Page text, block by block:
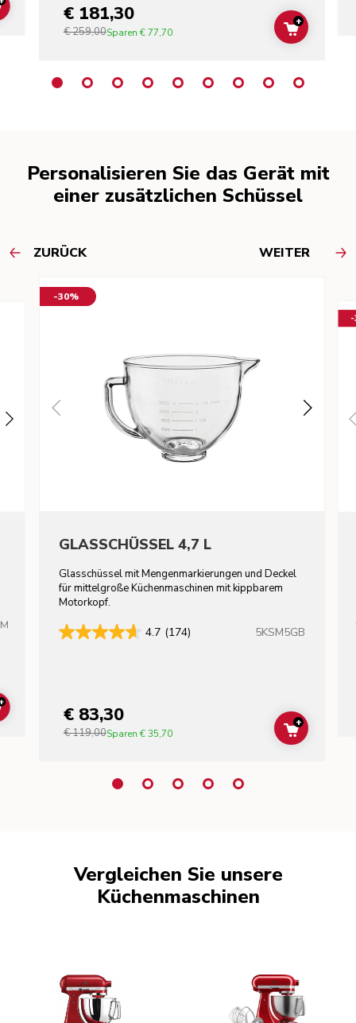
ADD TO CART€ 181,30
€ 259,00Sparen € 77,70 ADD TO
+
Personalisieren Sie das Gerät mit
einer zusätzlichen Schüssel
ZURÜCK WEITER
ADD TO CART
-30%
GLASSCHÜSSEL 4,7 L
Glasschüssel mit Mengenmarkierungen und Deckel
für mittelgroße Küchenmaschinen mit kippbarem
Motorkopf.
4.7 (174) 5KSM5GB
€ 83,30
€ 119,00Sparen € 35,70 ADD TO
+
-
Vergleichen Sie unsere
Küchenmaschinen